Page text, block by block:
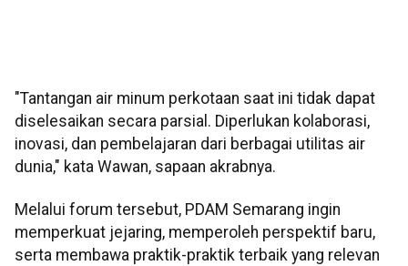
"Tantangan air minum perkotaan saat ini tidak dapat
diselesaikan secara parsial. Diperlukan kolaborasi,
inovasi, dan pembelajaran dari berbagai utilitas air
dunia," kata Wawan, sapaan akrabnya.
Melalui forum tersebut, PDAM Semarang ingin
memperkuat jejaring, memperoleh perspektif baru,
serta membawa praktik-praktik terbaik yang relevan